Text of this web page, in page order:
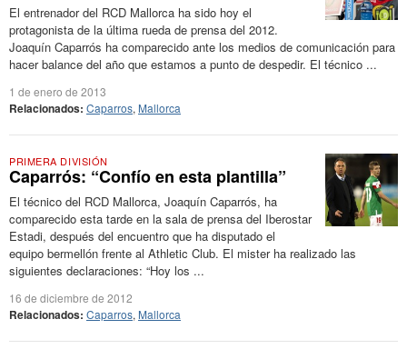
El entrenador del RCD Mallorca ha sido hoy el
protagonista de la última rueda de prensa del 2012.
Joaquín Caparrós ha comparecido ante los medios de comunicación para
hacer balance del año que estamos a punto de despedir. El técnico ...
1 de enero de 2013
Relacionados: Caparros, Mallorca
PRIMERA DIVISIÓN
Caparrós: “Confío en esta plantilla”
El técnico del RCD Mallorca, Joaquín Caparrós, ha
comparecido esta tarde en la sala de prensa del Iberostar
Estadi, después del encuentro que ha disputado el
equipo bermellón frente al Athletic Club. El mister ha realizado las
siguientes declaraciones: “Hoy los ...
16 de diciembre de 2012
Relacionados: Caparros, Mallorca